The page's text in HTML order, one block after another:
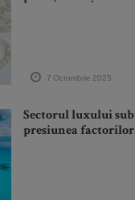
7 Octombrie 2025
Sectorul luxului sub
presiunea factorilor